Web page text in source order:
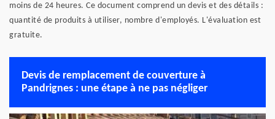
moins de 24 heures. Ce document comprend un devis et des détails :
quantité de produits à utiliser, nombre d'employés. L'évaluation est
gratuite.
Devis de remplacement de couverture à
Pandrignes : une étape à ne pas négliger